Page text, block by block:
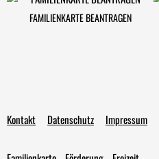
Kontakt Datenschutz Impressum
FAMILIENKARTE BEANTRAGEN